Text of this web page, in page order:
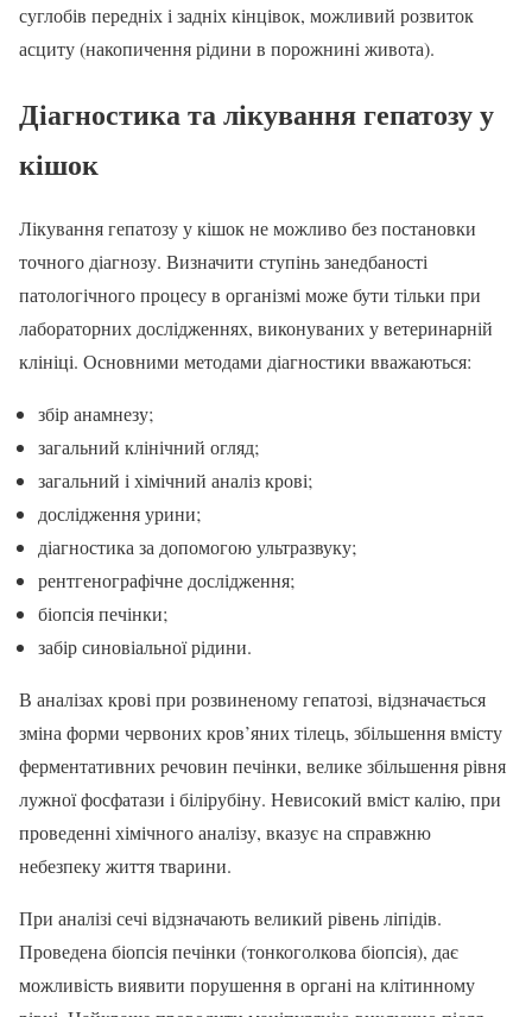
суглобів передніх і задніх кінцівок, можливий розвиток
асциту (накопичення рідини в порожнині живота).
Діагностика та лікування гепатозу у
кішок
Лікування гепатозу у кішок не можливо без постановки
точного діагнозу. Визначити ступінь занедбаності
патологічного процесу в організмі може бути тільки при
лабораторних дослідженнях, виконуваних у ветеринарній
клініці. Основними методами діагностики вважаються:
збір анамнезу;
загальний клінічний огляд;
загальний і хімічний аналіз крові;
дослідження урини;
діагностика за допомогою ультразвуку;
рентгенографічне дослідження;
біопсія печінки;
забір синовіальної рідини.
В аналізах крові при розвиненому гепатозі, відзначається
зміна форми червоних кров’яних тілець, збільшення вмісту
ферментативних речовин печінки, велике збільшення рівня
лужної фосфатази і білірубіну. Невисокий вміст калію, при
проведенні хімічного аналізу, вказує на справжню
небезпеку життя тварини.
При аналізі сечі відзначають великий рівень ліпідів.
Проведена біопсія печінки (тонкоголкова біопсія), дає
можливість виявити порушення в органі на клітинному